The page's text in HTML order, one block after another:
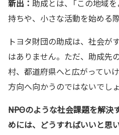
新出： 助成とは、「この地域
持ちや、小さな活動を始める
トヨタ財団の助成は、社会が
はありません。ただ、助成先
村、都道府県へと広がってい
方向へ向かうのではないでしょ
――NPOのような社会課題を解
めには、どうすればいいと思